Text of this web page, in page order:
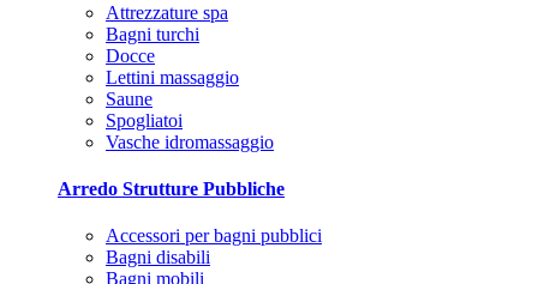
Attrezzature spa
Bagni turchi
Docce
Lettini massaggio
Saune
Spogliatoi
Vasche idromassaggio
Arredo Strutture Pubbliche
Accessori per bagni pubblici
Bagni disabili
Bagni mobili